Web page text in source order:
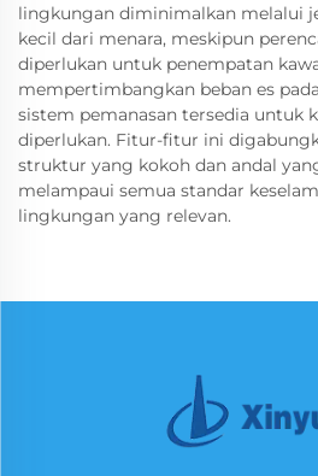
lingkungan diminimalkan melalui
kecil dari menara, meskipun
diperlukan untuk penempatan
mempertimbangkan beban es
sistem pemanasan tersedia untuk
diperlukan. Fitur-fitur ini
struktur yang kokoh dan andal
melampaui semua standar
lingkungan yang relevan.